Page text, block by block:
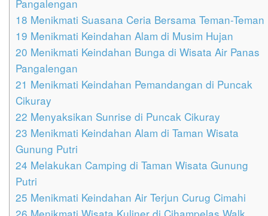
Pangalengan
18 Menikmati Suasana Ceria Bersama Teman-Teman
19 Menikmati Keindahan Alam di Musim Hujan
20 Menikmati Keindahan Bunga di Wisata Air Panas
Pangalengan
21 Menikmati Keindahan Pemandangan di Puncak
Cikuray
22 Menyaksikan Sunrise di Puncak Cikuray
23 Menikmati Keindahan Alam di Taman Wisata
Gunung Putri
24 Melakukan Camping di Taman Wisata Gunung
Putri
25 Menikmati Keindahan Air Terjun Curug Cimahi